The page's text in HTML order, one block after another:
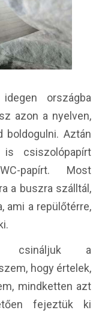
országba
azon a nyelven,
Aztán
csiszolópapírt
papírt. Most
a buszra szálltál,
ami a repülőtérre,
csináljuk a
hogy értelek,
mindketten azt
fejeztük ki